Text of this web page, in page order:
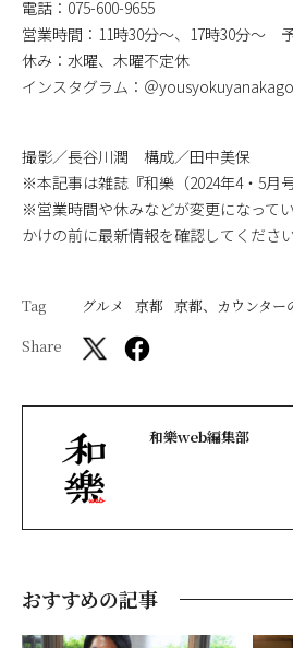
電話：075-600-9655
営業時間：11時30分～、17時30分～
休み：水曜、木曜不定休
インスタグラム：＠yousyokuyanakago
撮影／長谷川潤 構成／田中美保
※本記事は雑誌『和樂（2024年4・5月
※営業時間や休みなどが変更になって
かけの前に最新情報を確認してください
Tag グルメ 京都 京都、カウンター
Share
和樂web編集部
おすすめの記事